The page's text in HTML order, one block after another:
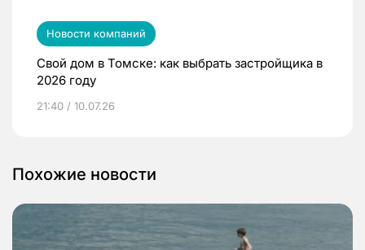
Новости компаний
Свой дом в Томске: как выбрать застройщика в
2026 году
21:40 / 10.07.26
Похожие новости